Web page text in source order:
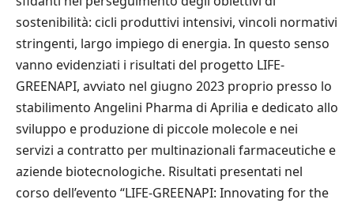
sostenibilità: cicli produttivi intensivi, vincoli normativi
stringenti, largo impiego di energia. In questo senso
vanno evidenziati i risultati del progetto LIFE-
GREENAPI, avviato nel giugno 2023 proprio presso lo
stabilimento Angelini Pharma di Aprilia e dedicato allo
sviluppo e produzione di piccole molecole e nei
servizi a contratto per multinazionali farmaceutiche e
aziende biotecnologiche. Risultati presentati nel
corso dell’evento “LIFE-GREENAPI: Innovating for the